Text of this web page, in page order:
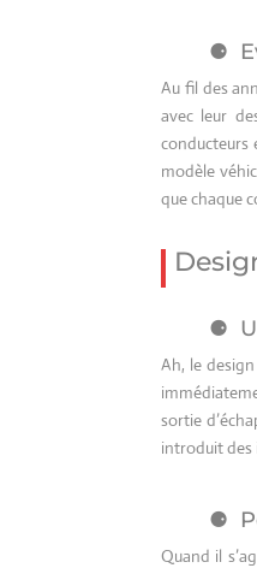
Au fil des
avec leur
conducteurs
modèle
que chaque
Ah, le
sortie
introduit des
Quand il